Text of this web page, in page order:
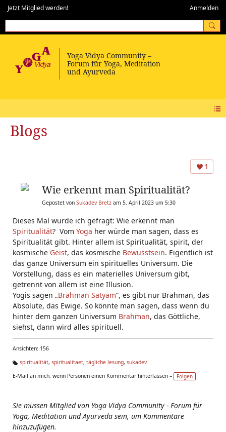
Jetzt Mitglied werden! Anmelden
Blogs
1
Wie erkennt man Spiritualität?
Gepostet von Sukadev Bretz am 5. April 2023 um 5:30
Dieses Mal wurde ich gefragt: Wie erkennt man
Spiritualität? Vom Yoga her würde man sagen, dass es
Spiritualität gibt. Hinter allem ist Spiritualität, spirit, der
kosmische Geist, das kosmische Bewusstsein. Eigentlich ist
das ganze Universum ein spirituelles Universum. Die
Vorstellung, dass es ein materielles Universum gibt,
getrennt von allem ist eine Illusion.
Yogis sagen „Brahman Satyam“, es gibt nur Brahman, das
Absolute, das Ewige. So könnte man sagen, dass wenn du
hinter dem ganzen Universum Brahman, das Göttliche,
siehst, dann wird alles spirituell.
Ansichten: 156
g
spiritualität, spiritualitaet, tägliche lesung, sukadev
E-Mail an mich, wenn Personen einen Kommentar hinterlassen –
Folgen
Sie müssen Mitglied von Yoga Vidya Community - Forum für
Yoga, Meditation und Ayurveda sein, um Kommentare
hinzuzufügen.